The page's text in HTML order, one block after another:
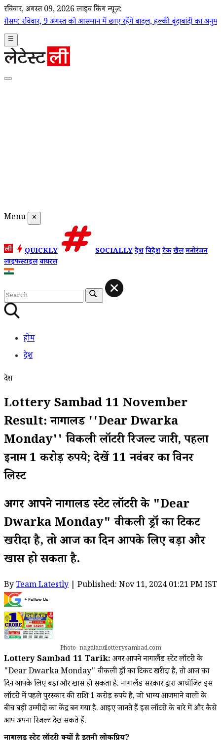
रविवार, अगस्त 09, 2026 लाइव ब्रेकिंग न्यूज़:
अगस्त को आसमान में छाए रहेंगे बादल, हल्की बूंदाबांदी का अनुमान|चेन्नई में
☰
Menu ✕
QUICKLY SOCIALLYदेशविदेशटेकखेलमनोरंजन
लाइफस्टाइलवायरल
होम
देश
देश
Lottery Sambad 11 November
Result: नागालैंड ''Dear Dwarka
Monday'' विकली लॉटरी रिजल्ट जारी, पहला
इनाम 1 करोड़ रुपये; देखें 11 नवंबर का विनर
लिस्ट
अगर आपने नागालैंड स्टेट लॉटरी के "Dear
Dwarka Monday" वीकली ड्रॉ का टिकट
खरीदा है, तो आज का दिन आपके लिए बड़ा और
खास हो सकता है.
ByTeam Latestly | Published: Nov 11, 2024 01:21 PM IST
Photo- nagalandlotterysambad.com
Lottery Sambad 11 Tarik: अगर आपने नागालैंड स्टेट लॉटरी के
"Dear Dwarka Monday" वीकली ड्रॉ का टिकट खरीदा है, तो आज का
दिन आपके लिए बड़ा और खास हो सकता है. नागालैंड सरकार द्वारा आयोजित इस
लॉटरी में पहले पुरस्कार की राशि 1 करोड़ रुपये है, जो भाग्य आजमाने वालों के
बीच बड़ी उम्मीदों का केंद्र बन गया है. आइए जानते हैं इस लॉटरी के बारे में और कैसे
आप अपना रिजल्ट देख सकते हैं.